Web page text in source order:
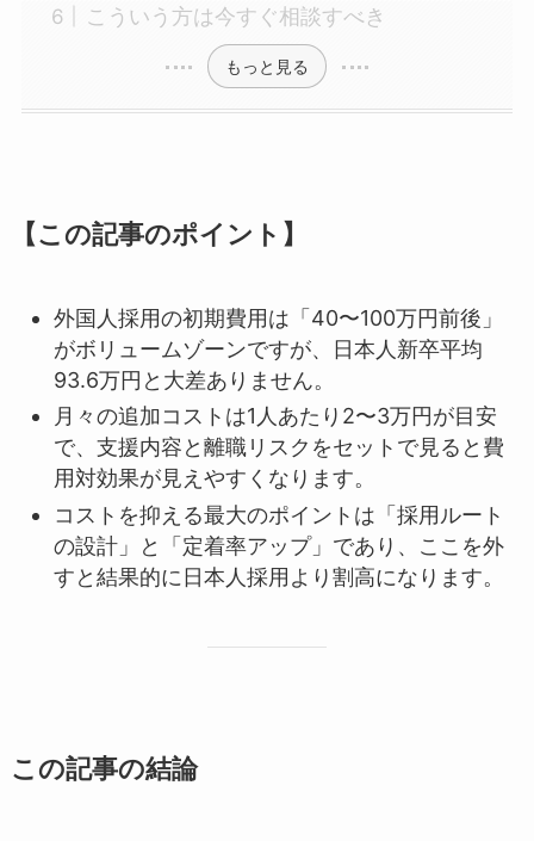
こういう方は今すぐ相談すべき
もっと見る
【この記事のポイント】
外国人採用の初期費用は「40〜100万円前後」
がボリュームゾーンですが、日本人新卒平均
93.6万円と大差ありません。
月々の追加コストは1人あたり2〜3万円が目安
で、支援内容と離職リスクをセットで見ると費
用対効果が見えやすくなります。
コストを抑える最大のポイントは「採用ルート
の設計」と「定着率アップ」であり、ここを外
すと結果的に日本人採用より割高になります。
この記事の結論